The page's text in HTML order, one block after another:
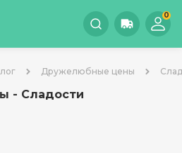
0
Дружелюбные цены
- Сладости